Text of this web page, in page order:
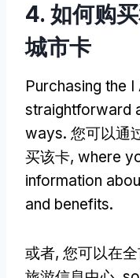
4. 如何购
城市卡
Purchasing the
straightforward
ways. 您可以通
买该卡, where
information
and benefits.
或者, 您可以在